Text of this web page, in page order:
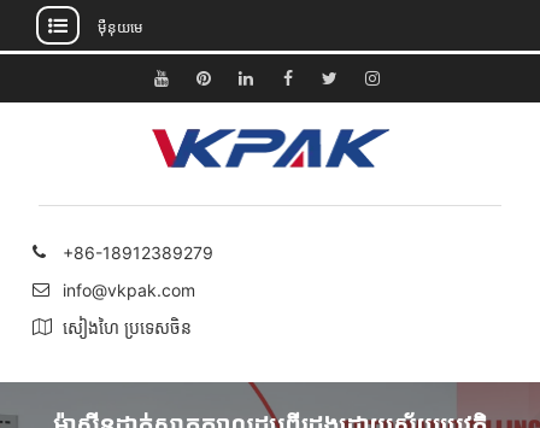
ទៅ
ម៉ឺនុយមេ
យូធូបPinterest
តំណ
ភ្ជាប់
ហ្វេសប៊ុកTwitterInstagram
+86-18912389279
info@vkpak.com
សៀងហៃ ប្រទេសចិន